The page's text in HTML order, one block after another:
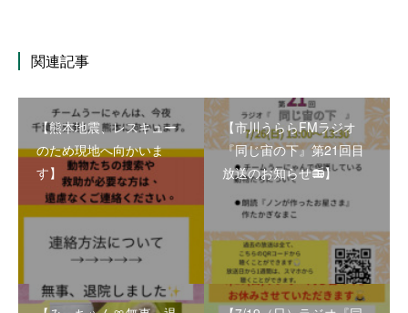
関連記事
【熊本地震、レスキュー
のため現地へ向かいま
す】
【市川うららFMラジオ
『同じ宙の下』第21回目
放送のお知らせ📻】